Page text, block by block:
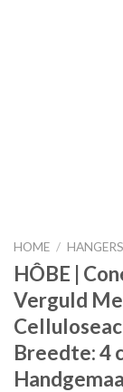
HOME / HANGERS
HÔBE |
Verguld
Breedte: 4